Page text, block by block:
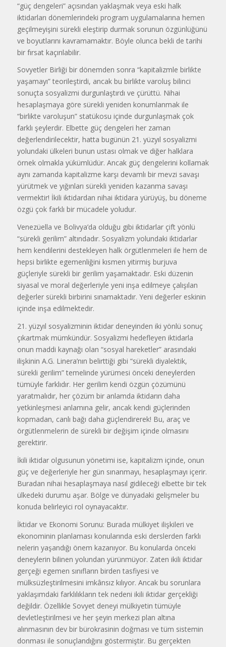
“güç dengeleri” açısından yaklaşmak veya eski halk
iktidarları dönemlerindeki program uygulamalarına hemen
geçilmeyişini sürekli eleştirip durmak sorunun özgünlüğünü
ve boyutlarını kavramamaktır. Böyle olunca bekli de tarihi
bir fırsat kaçırılabilir.
Sovyetler Birliği bir dönemden sonra “kapitalizmle birlikte
yaşamayı” teorileştirdi, ancak bu birlikte varoluş bilinci
sonuçta sosyalizmi durgunlaştırdı ve çürüttü. Nihai
hesaplaşmaya göre sürekli yeniden konumlanmak ile
“birlikte varoluşun” statükosu içinde durgunlaşmak çok
farklı şeylerdir. Elbette güç dengeleri her zaman
değerlendirilecektir, hatta bugünün 21. yüzyıl sosyalizmi
yolundaki ülkeleri bunun ustası olmak ve diğer halklara
örnek olmakla yükümlüdür. Ancak güç dengelerini kollamak
aynı zamanda kapitalizme karşı devamlı bir mevzi savaşı
yürütmek ve yığınları sürekli yeniden kazanma savaşı
vermektir! İkili iktidardan nihai iktidara yürüyüş, bu döneme
özgü çok farklı bir mücadele yoludur.
Venezüella ve Bolivya’da olduğu gibi iktidarlar çift yönlü
“sürekli gerilim” altındadır. Sosyalizm yolundaki iktidarlar
hem kendilerini destekleyen halk örgütlenmeleri ile hem de
hepsi birlikte egemenliğini kısmen yitirmiş burjuva
güçleriyle sürekli bir gerilim yaşamaktadır. Eski düzenin
siyasal ve moral değerleriyle yeni inşa edilmeye çalışılan
değerler sürekli birbirini sınamaktadır. Yeni değerler eskinin
içinde inşa edilmektedir.
21. yüzyıl sosyalizminin iktidar deneyinden iki yönlü sonuç
çıkartmak mümkündür. Sosyalizmi hedefleyen iktidarla
onun maddi kaynağı olan “sosyal hareketler” arasındaki
ilişkinin A.G. Linera’nın belirttiği gibi “sürekli diyalektik,
sürekli gerilim” temelinde yürümesi önceki deneylerden
tümüyle farklıdır. Her gerilim kendi özgün çözümünü
yaratmalıdır, her çözüm bir anlamda iktidarın daha
yetkinleşmesi anlamına gelir, ancak kendi güçlerinden
kopmadan, canlı bağı daha güçlendirerek! Bu, araç ve
örgütlenmelerin de sürekli bir değişim içinde olmasını
gerektirir.
İkili iktidar olgusunun yönetimi ise, kapitalizm içinde, onun
güç ve değerleriyle her gün sınanmayı, hesaplaşmayı içerir.
Buradan nihai hesaplaşmaya nasıl gidileceği elbette bir tek
ülkedeki durumu aşar. Bölge ve dünyadaki gelişmeler bu
konuda belirleyici rol oynayacaktır.
İktidar ve Ekonomi Sorunu: Burada mülkiyet ilişkileri ve
ekonominin planlaması konularında eski derslerden farklı
nelerin yaşandığı önem kazanıyor. Bu konularda önceki
deneylerin bilinen yolundan yürünmüyor. Zaten ikili iktidar
gerçeği egemen sınıfların birden tasfiyesi ve
mülksüzleştirilmesini imkânsız kılıyor. Ancak bu sorunlara
yaklaşımdaki farklılıkların tek nedeni ikili iktidar gerçekliği
değildir. Özellikle Sovyet deneyi mülkiyetin tümüyle
devletleştirilmesi ve her şeyin merkezi plan altına
alınmasının dev bir bürokrasinin doğması ve tüm sistemin
donması ile sonuçlandığını göstermiştir. Bu gerçekten